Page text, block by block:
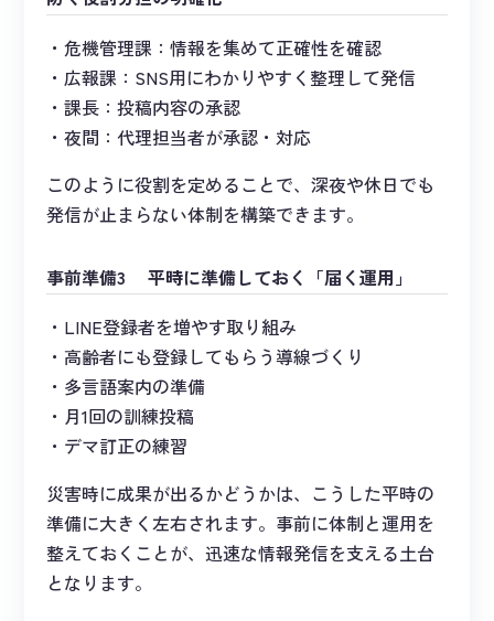
危機管理課：情報を集めて正確性を確認
広報課：SNS用にわかりやすく整理して発信
課長：投稿内容の承認
夜間：代理担当者が承認・対応
このように役割を定めることで、深夜や休日でも
発信が止まらない体制を構築できます。
事前準備3 平時に準備しておく「届く運用」
LINE登録者を増やす取り組み
高齢者にも登録してもらう導線づくり
多言語案内の準備
月1回の訓練投稿
デマ訂正の練習
災害時に成果が出るかどうかは、こうした平時の
準備に大きく左右されます。事前に体制と運用を
整えておくことが、迅速な情報発信を支える土台
となります。